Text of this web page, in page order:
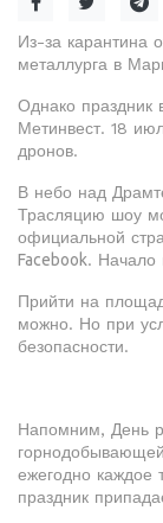
Из-за карантина
металлурга в
Однако праздник
Метинвест. 18
дронов.
В небо над
Трасляцию шоу
официальной
Facebook. Начало
Прийти на
можно. Но при
безопасности.
Напомним, День
ежегодно каждое
праздник